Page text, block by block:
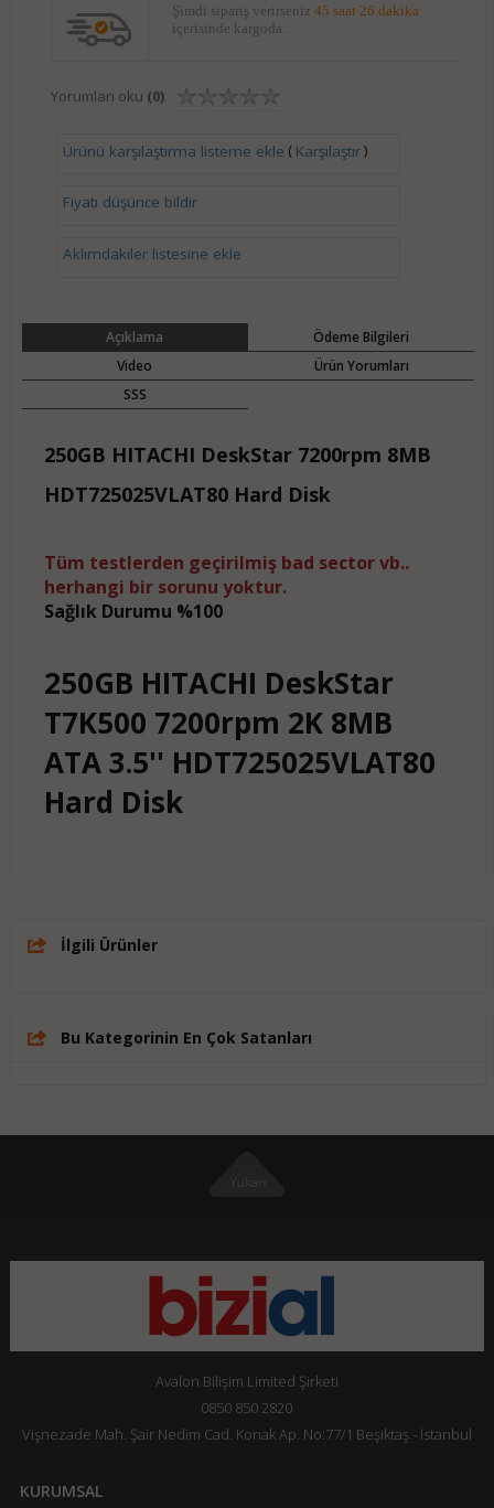
Şimdi sipariş verirseniz 45 saat 26 dakika
içerisinde kargoda.
Yorumları oku (0)
Ürünü karşılaştırma listeme ekle ( Karşılaştır)
Fiyatı düşünce bildir
Aklımdakiler listesine ekle
Açıklama
Ödeme Bilgileri
Video
Ürün Yorumları
SSS
250GB HITACHI DeskStar 7200rpm 8MB
HDT725025VLAT80 Hard Disk
Tüm testlerden geçirilmiş bad sector vb..
herhangi bir sorunu yoktur.
Sağlık Durumu %100
250GB HITACHI DeskStar
T7K500 7200rpm 2K 8MB
ATA 3.5'' HDT725025VLAT80
Hard Disk
İlgili Ürünler
Bu Kategorinin En Çok Satanları
Avalon Bilişim Limited Şirketi
0850 850 2820
Vişnezade Mah. Şair Nedim Cad. Konak Ap. No:77/1 Beşiktaş - İstanbul
KURUMSAL